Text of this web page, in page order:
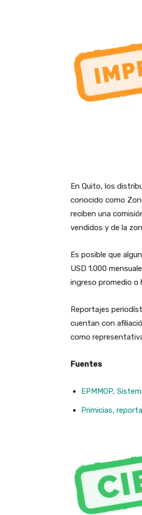
En Quito, los
conocido como
reciben una
vendidos y de la
Es posible que
USD 1.000
ingreso promedio o
Reportajes
cuentan con
como
Fuentes
EPMMOP,
Primicias,